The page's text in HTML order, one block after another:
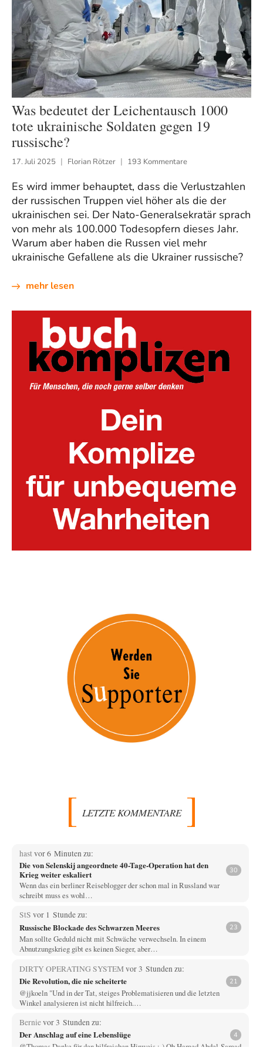
Was bedeutet der Leichentausch 1000
tote ukrainische Soldaten gegen 19
russische?
17. Juli 2025 Florian Rötzer 193 Kommentare
Es wird immer behauptet, dass die Verlustzahlen
der russischen Truppen viel höher als die der
ukrainischen sei. Der Nato-Generalsekratär sprach
von mehr als 100.000 Todesopfern dieses Jahr.
Warum aber haben die Russen viel mehr
ukrainische Gefallene als die Ukrainer russische?
mehr lesen
LETZTE KOMMENTARE
hastvor 6 Minuten zu:
Die von Selenskij angeordnete 40-Tage-Operation hat den
Krieg weiter eskaliert
30
Wenn das ein berliner Reiseblogger der schon mal in Russland war
schreibt muss es wohl…
StS vor 1 Stunde zu:
Russische Blockade des Schwarzen Meeres 23
Man sollte Geduld nicht mit Schwäche verwechseln. In einem
Abnutzungskrieg gibt es keinen Sieger, aber…
DIRTY OPERATING SYSTEMvor 3 Stunden zu:
Die Revolution, die nie scheiterte 21
@jjkoeln "Und in der Tat, steiges Problematisieren und die letzten
Winkel analysieren ist nicht hilfreich.…
Bernievor 3 Stunden zu:
Der Anschlag auf eine Lebenslüge 4
@Thomas Danke für den hilfreichen Hinweis ;-) Ob Hamed Abdel-Samad